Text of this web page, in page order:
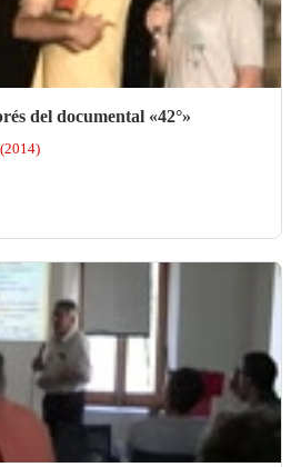
del documental «42°»